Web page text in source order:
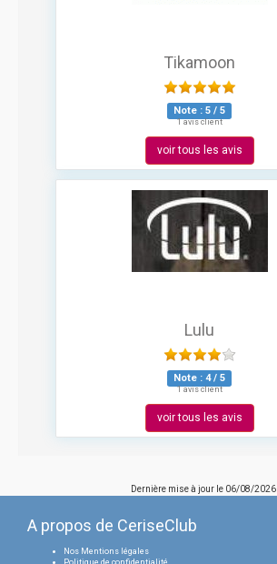
Tikamoon
Note : 5 / 5
1 avis client
voir tous les avis
Lulu
Note : 4/ 5
1 avis client
voir tous les avis
Dernière mise à jour le 06/08/2026
A propos de CeriseClub
Nos Mentions légales
Politique de confidentialité